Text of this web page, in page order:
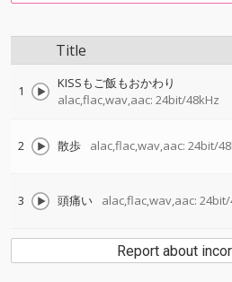
Title
1
KISSもご飯もおかわり
alac,flac,wav,aac: 24bit/48kHz
2 散歩 alac,flac,wav,aac: 24bit/
3 頭痛い alac,flac,wav,aac:
Report about